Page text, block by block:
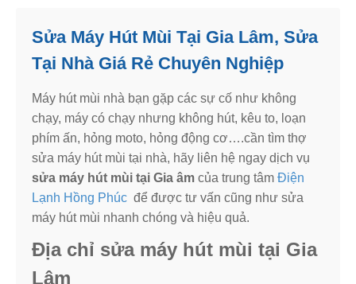
Sửa Máy Hút Mùi Tại Gia Lâm, Sửa
Tại Nhà Giá Rẻ Chuyên Nghiệp
Máy hút mùi nhà bạn gặp các sự cố như không
chạy, máy có chạy nhưng không hút, kêu to, loạn
phím ấn, hỏng moto, hỏng động cơ….cần tìm thợ
sửa máy hút mùi tại nhà, hãy liên hệ ngay dịch vụ
sửa máy hút mùi tại Gia âm của trung tâm Điện
Lạnh Hồng Phúc để được tư vấn cũng như sửa
máy hút mùi nhanh chóng và hiệu quả.
Địa chỉ sửa máy hút mùi tại Gia
Lâm